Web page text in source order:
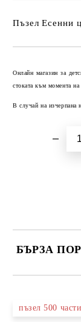
Пъзел Есенни
Онлайн магазин за
стоката към момента
В случай на изчерпана
БЪРЗА
пъзел 500 части